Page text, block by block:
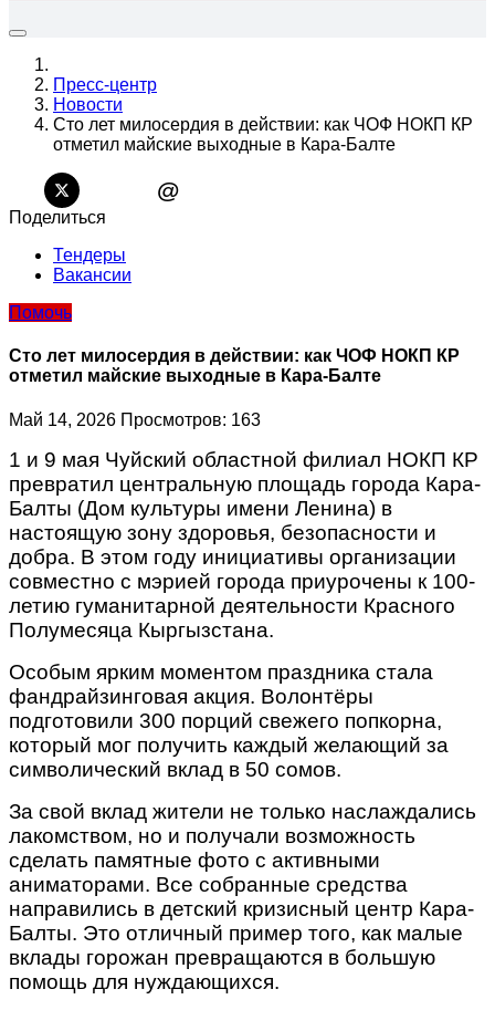
Пресс-центр
Новости
Сто лет милосердия в действии: как ЧОФ НОКП КР
отметил майские выходные в Кара-Балте
@
Поделиться
Тендеры
Вакансии
Помочь
Сто лет милосердия в действии: как ЧОФ НОКП КР
отметил майские выходные в Кара-Балте
Май 14, 2026 Просмотров: 163
1 и 9 мая Чуйский областной филиал НОКП КР
превратил центральную площадь города Кара-
Балты (Дом культуры имени Ленина) в
настоящую зону здоровья, безопасности и
добра. В этом году инициативы организации
совместно с мэрией города приурочены к 100-
летию гуманитарной деятельности Красного
Полумесяца Кыргызстана.
Особым ярким моментом праздника стала
фандрайзинговая акция. Волонтёры
подготовили 300 порций свежего попкорна,
который мог получить каждый желающий за
символический вклад в 50 сомов.
За свой вклад жители не только наслаждались
лакомством, но и получали возможность
сделать памятные фото с активными
аниматорами. Все собранные средства
направились в детский кризисный центр Кара-
Балты. Это отличный пример того, как малые
вклады горожан превращаются в большую
помощь для нуждающихся.